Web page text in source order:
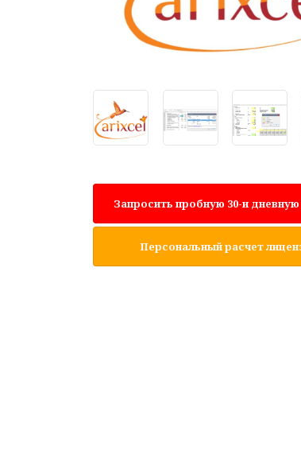
Запросить пробную 30-и
Персональный расчет